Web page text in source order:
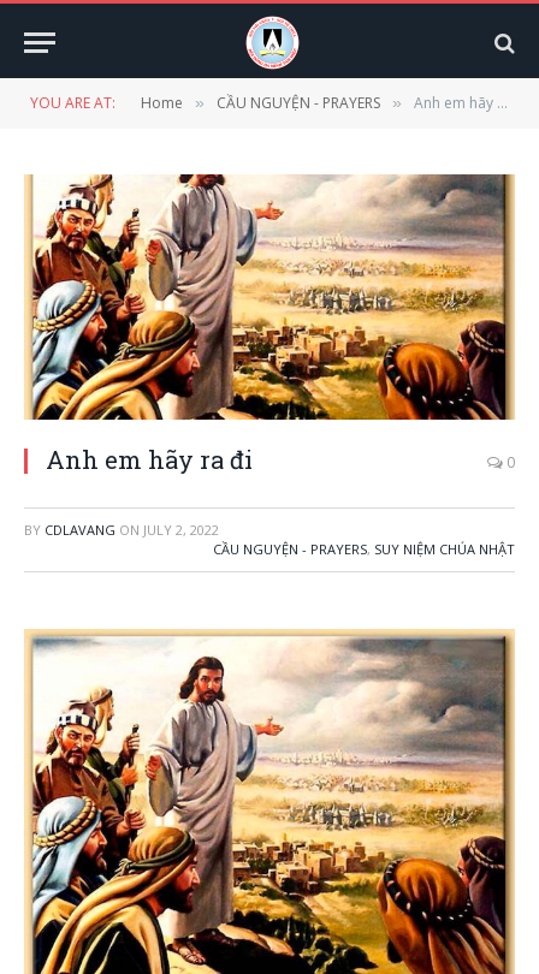
YOU ARE AT: Home » CẦU NGUYỆN - PRAYERS » Anh em hãy ra đi
Anh em hãy ra đi 0
BY CDLAVANG ON JULY 2, 2022
CẦU NGUYỆN - PRAYERS, SUY NIỆM CHÚA NHẬT